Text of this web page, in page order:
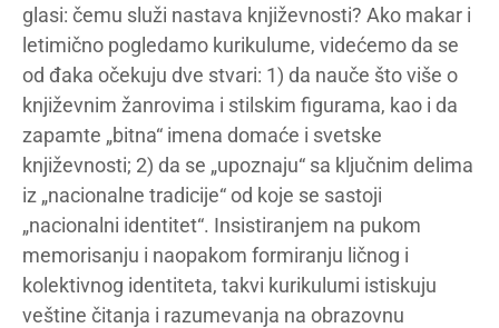
glasi: čemu služi nastava književnosti? Ako makar i
letimično pogledamo kurikulume, videćemo da se
od đaka očekuju dve stvari: 1) da nauče što više o
književnim žanrovima i stilskim figurama, kao i da
zapamte „bitna“ imena domaće i svetske
književnosti; 2) da se „upoznaju“ sa ključnim delima
iz „nacionalne tradicije“ od koje se sastoji
„nacionalni identitet“. Insistiranjem na pukom
memorisanju i naopakom formiranju ličnog i
kolektivnog identiteta, takvi kurikulumi istiskuju
veštine čitanja i razumevanja na obrazovnu